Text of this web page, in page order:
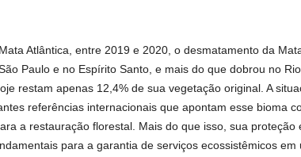
Atlântica, entre 2019 e 2020, o desmatamento da
Paulo e no Espírito Santo, e mais do que dobrou no
restam apenas 12,4% de sua vegetação original. A
referências internacionais que apontam esse bioma
a restauração florestal. Mais do que isso, sua proteção
para a garantia de serviços ecossistêmicos em